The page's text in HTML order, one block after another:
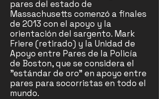
pares del estado de
Massachusetts comenzó a finales
de 2013 con el apoyo y la
orientación del sargento. Mark
Friere (retirado) y la Unidad de
Apoyo entre Pares de la Policía
de Boston, que se considera el
"estándar de oro" en apoyo entre
pares para socorristas en todo el
mundo.